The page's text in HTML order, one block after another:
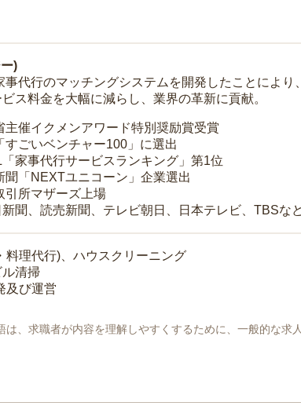
)
事代行のマッチングシステムを開発したことによ
ス料金を大幅に減らし、業界の革新に貢献。
催イクメンアワード特別奨励賞受賞
ごいベンチャー100」に選出
家事代行サービスランキング」第1位
「NEXTユニコーン」企業選出
所マザーズ上場
聞、読売新聞、テレビ朝日、日本テレビ、TBSな
料理代行)、ハウスクリーニング
清掃
及び運営
、求職者が内容を理解しやすくするために、一般的な求